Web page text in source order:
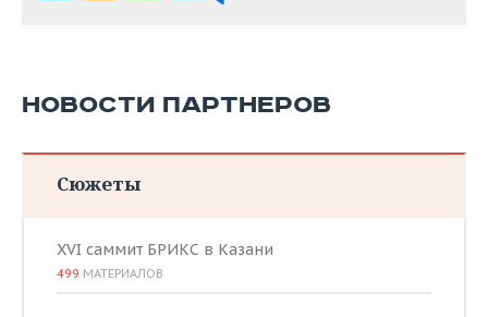
НОВОСТИ ПАРТНЕРОВ
Сюжеты
XVI саммит БРИКС в Казани
499 МАТЕРИАЛОВ